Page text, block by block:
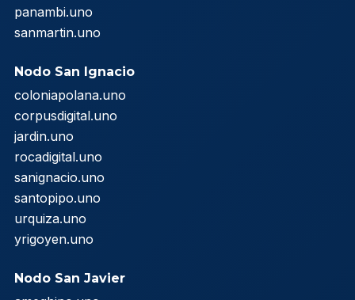
panambi.uno
sanmartin.uno
Nodo San Ignacio
coloniapolana.uno
corpusdigital.uno
jardin.uno
rocadigital.uno
sanignacio.uno
santopipo.uno
urquiza.uno
yrigoyen.uno
Nodo San Javier